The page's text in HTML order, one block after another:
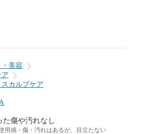
・美容
カルプケア
た傷や汚れなし
用感・傷・汚れはあるが、目立たない